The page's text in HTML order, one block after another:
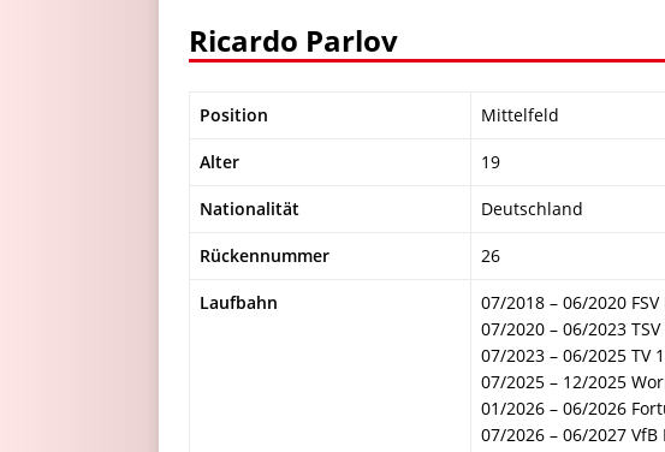
Ricardo Parlov
Position Mittelfeld
Alter 19
Nationalität Deutschland
Rückennummer 26
Laufbahn
07/2018 – 06/2020
07/2020 – 06/2023
07/2023 – 06/2025 TV
07/2025 – 12/2025
01/2026 – 06/2026
07/2026 – 06/2027